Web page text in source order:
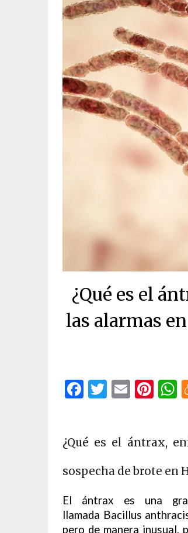
¿Qué es el
las alarmas
Facebook
Twitter
Email
¿Qué es el ántrax,
sospecha de brote en
El ántrax es una
llamada Bacillus
pero de manera inusual,